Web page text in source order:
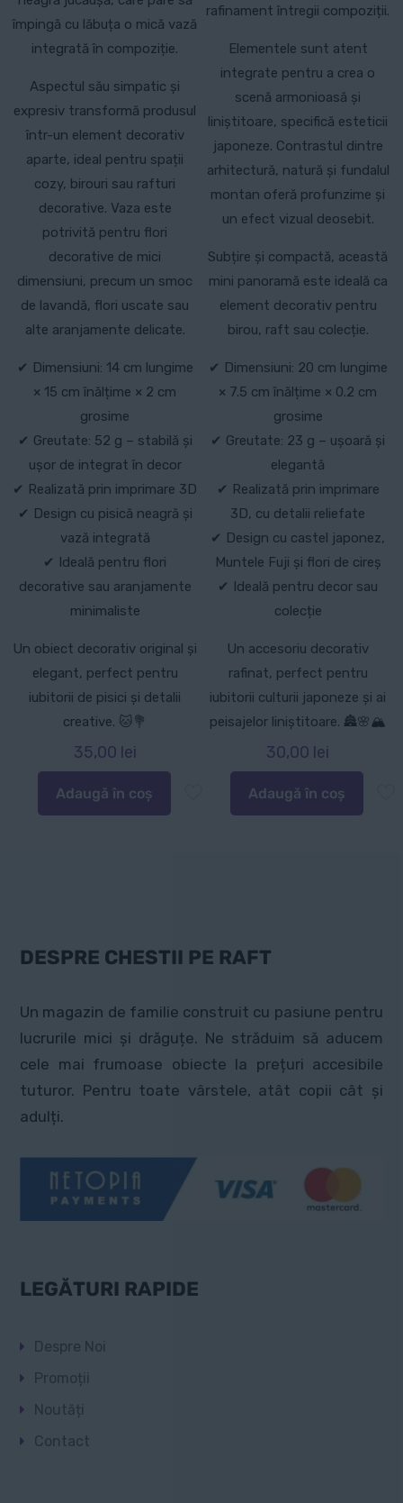
împingă cu lăbuța o mică vază
integrată în compoziție.
Aspectul său simpatic și
expresiv transformă produsul
într-un element decorativ
aparte, ideal pentru spații
cozy, birouri sau rafturi
decorative. Vaza este
potrivită pentru flori
decorative de mici
dimensiuni, precum un smoc
de lavandă, flori uscate sau
alte aranjamente delicate.
✔ Dimensiuni: 14 cm lungime
× 15 cm înălțime × 2 cm
grosime
✔ Greutate: 52 g – stabilă și
ușor de integrat în decor
✔ Realizată prin imprimare 3D
✔ Design cu pisică neagră și
vază integrată
✔ Ideală pentru flori
decorative sau aranjamente
minimaliste
Un obiect decorativ original și
elegant, perfect pentru
iubitorii de pisici și detalii
creative. 🐱💐
35,00 lei
Adaugă în coș
rafinament întregii compoziții.
Elementele sunt atent
integrate pentru a crea o
scenă armonioasă și
liniștitoare, specifică esteticii
japoneze. Contrastul dintre
arhitectură, natură și fundalul
montan oferă profunzime și
un efect vizual deosebit.
Subțire și compactă, această
mini panoramă este ideală ca
element decorativ pentru
birou, raft sau colecție.
✔ Dimensiuni: 20 cm lungime
× 7.5 cm înălțime × 0.2 cm
grosime
✔ Greutate: 23 g – ușoară și
elegantă
✔ Realizată prin imprimare
3D, cu detalii reliefate
✔ Design cu castel japonez,
Muntele Fuji și flori de cireș
✔ Ideală pentru decor sau
colecție
Un accesoriu decorativ
rafinat, perfect pentru
iubitorii culturii japoneze și ai
peisajelor liniștitoare. 🏯🌸🏔️
30,00 lei
Adaugă în coș
DESPRE CHESTII PE RAFT
Un magazin de familie construit cu pasiune pentru
lucrurile mici și drăguțe. Ne străduim să aducem
cele mai frumoase obiecte la prețuri accesibile
tuturor. Pentru toate vârstele, atât copii cât și
adulți.
LEGĂTURI RAPIDE
Despre Noi
Promoții
Noutăți
Contact